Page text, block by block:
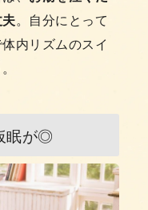
。自分にとって
内リズムのスイ
眠が◎